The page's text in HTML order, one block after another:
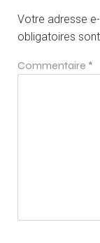
Votre adresse
obligatoires
Commentaire *